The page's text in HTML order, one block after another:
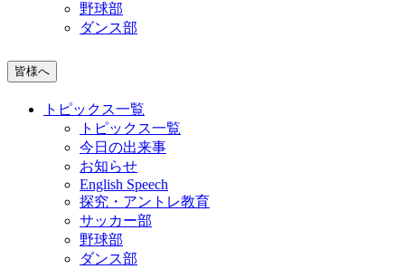
野球部
ダンス部
皆様へ
トピックス一覧
トピックス一覧
今日の出来事
お知らせ
English Speech
探究・アントレ教育
サッカー部
野球部
ダンス部